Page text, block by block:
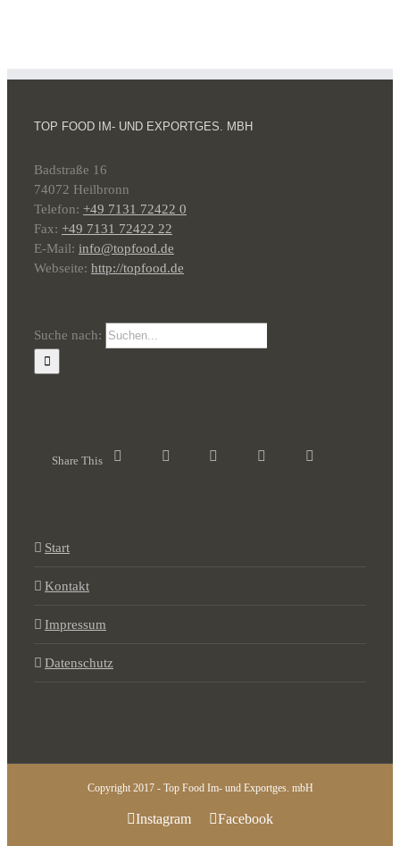
TOP FOOD IM- UND EXPORTGES. MBH
Badstraße 16
74072 Heilbronn
Telefon: +49 7131 72422 0
Fax: +49 7131 72422 22
E-Mail: info@topfood.de
Webseite: http://topfood.de
Suche nach:
Share This
Start
Kontakt
Impressum
Datenschutz
Copyright 2017 - Top Food Im- und Exportges. mbH
Instagram Facebook